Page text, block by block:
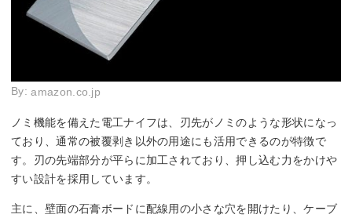
By:amazon.co.jp
ノミ機能を備えた電工ナイフは、刃先がノミのような形状になっ
ており、通常の被覆剥き以外の用途にも活用できるのが特徴で
す。刃の先端部分が平らに加工されており、押し込む力をかけや
すい設計を採用しています。
主に、壁面の石膏ボードに配線用の小さな穴を開けたり、ケーブ